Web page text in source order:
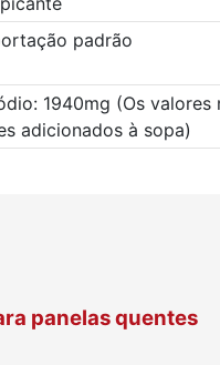
padrão
1940mg (Os
adicionados à sopa)
panelas quentes